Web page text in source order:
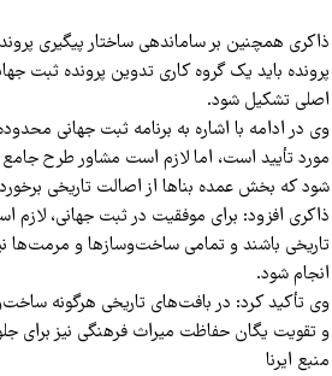
ذاکری‌ همچنین بر ساماندهی ساختار پیگیری
پرونده باید یک گروه کاری تدوین پرونده ثبت
اصلی تشکیل شود.
مورد تأیید است، اما لازم است مشاور طرح
شود که بخش عمده بناها از اصالت تاریخی
تاریخی باشند و تمامی ساخت‌وسازها و مرمت‌ها
انجام شود.
وی تأکید کرد: در بافت‌های تاریخی هرگونه
و تقویت یگان حفاظت میراث فرهنگی نیز برای
منبع ایرنا